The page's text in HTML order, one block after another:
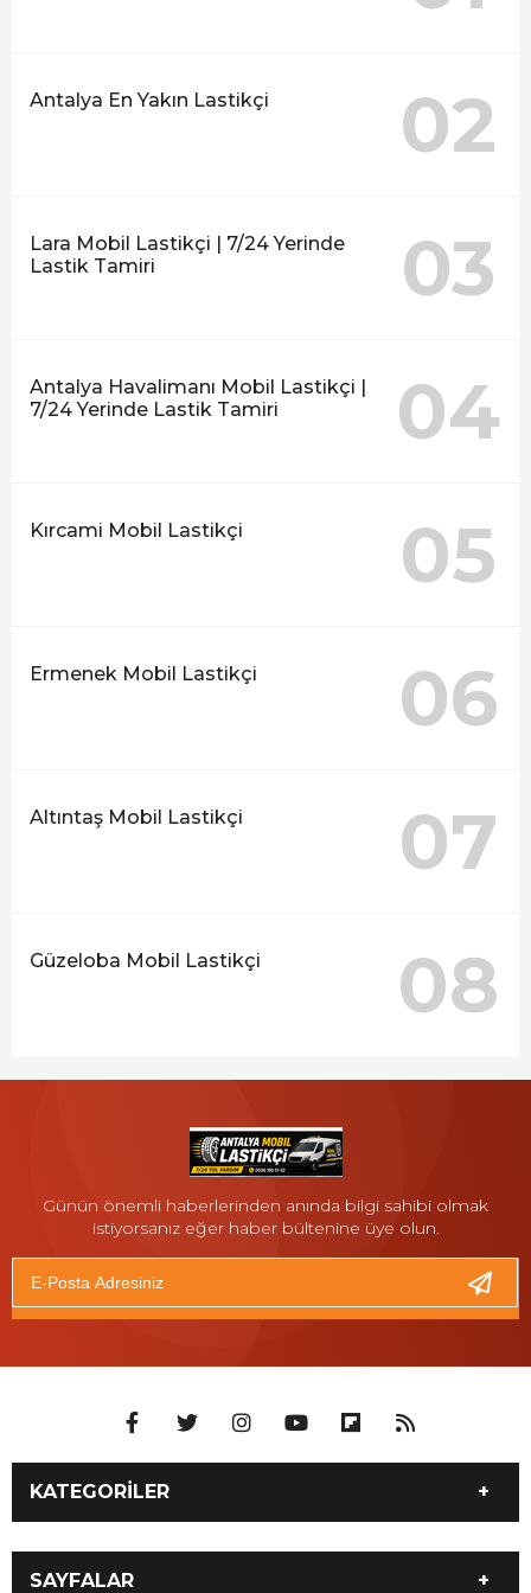
Antalya En Yakın Lastikçi 02
Lara Mobil Lastikçi | 7/24 Yerinde
Lastik Tamiri
03
Antalya Havalimanı Mobil Lastikçi |
7/24 Yerinde Lastik Tamiri
04
Kırcami Mobil Lastikçi 05
Ermenek Mobil Lastikçi 06
Altıntaş Mobil Lastikçi 07
Güzeloba Mobil Lastikçi 08
Günün önemli haberlerinden anında bilgi sahibi olmak
istiyorsanız eğer haber bültenine üye olun.
KATEGORİLER
İLETİŞİM 05061800102
Antalya 7/24 Moto Yol
SAYFALAR